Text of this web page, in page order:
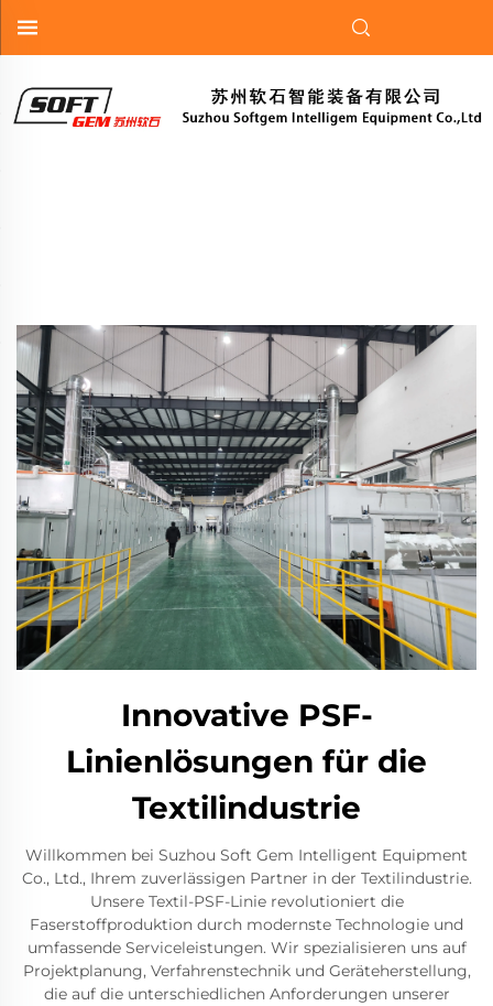
Innovative PSF-
Linienlösungen für die
Textilindustrie
Willkommen bei Suzhou Soft Gem Intelligent Equipment
Co., Ltd., Ihrem zuverlässigen Partner in der Textilindustrie.
Unsere Textil-PSF-Linie revolutioniert die
Faserstoffproduktion durch modernste Technologie und
umfassende Serviceleistungen. Wir spezialisieren uns auf
Projektplanung, Verfahrenstechnik und Geräteherstellung,
die auf die unterschiedlichen Anforderungen unserer